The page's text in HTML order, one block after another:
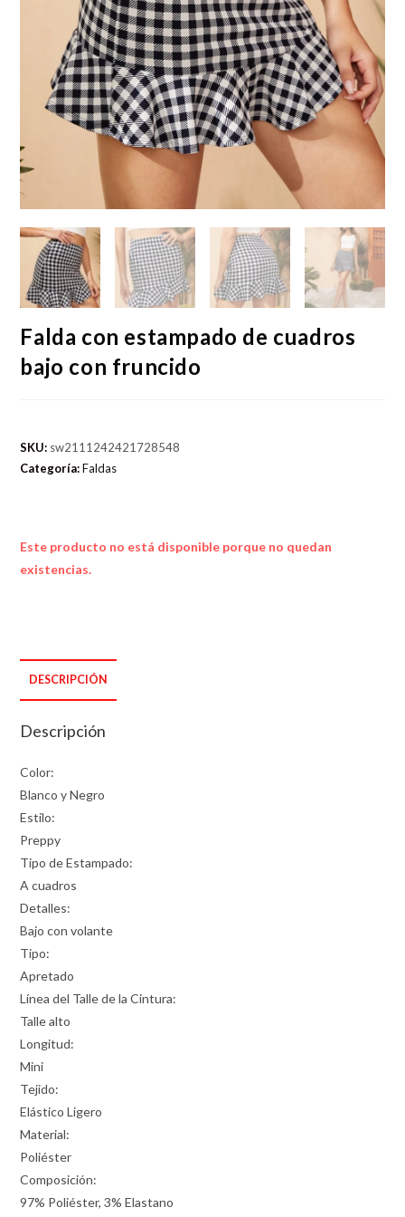
Falda con estampado de cuadros
bajo con fruncido
SKU: sw2111242421728548
Categoría:Faldas
Este producto no está disponible porque no quedan
existencias.
DESCRIPCIÓN
Descripción
Color:
Blanco y Negro
Estilo:
Preppy
Tipo de Estampado:
A cuadros
Detalles:
Bajo con volante
Tipo:
Apretado
Línea del Talle de la Cintura:
Talle alto
Longitud:
Mini
Tejido:
Elástico Ligero
Material:
Poliéster
Composición:
97% Poliéster, 3% Elastano